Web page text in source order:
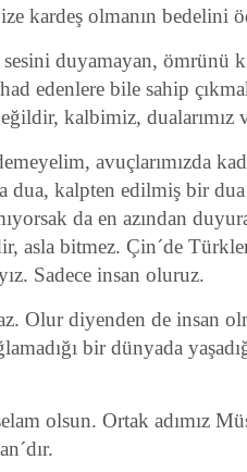
kardeş olmanın bedelini
duyamayan, ömrünü
edenlere bile sahip
kalbimiz, dualarımız
avuçlarımızda
kalpten edilmiş bir
da en azından
asla bitmez. Çin´de
Sadece insan oluruz.
Olur diyenden de insan
bir dünyada
olsun. Ortak adımız